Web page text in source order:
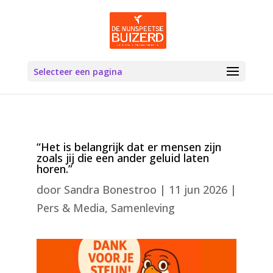
Selecteer een pagina
“Het is belangrijk dat er mensen zijn
zoals jij die een ander geluid laten
horen.”
door Sandra Bonestroo | 11 jun 2026|
Pers & Media, Samenleving